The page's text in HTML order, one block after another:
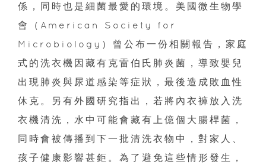
係，同時也是細菌最愛的環境。美國微生物學
會（American Society for
Microbiology）曾公布一份相關報告，家庭
式的洗衣機因藏有克雷伯氏肺炎菌，導致嬰兒
出現肺炎與尿道感染等症狀，最後造成敗血性
休克。另有外國研究指出，若將內衣褲放入洗
衣機清洗，水中可能會藏有上億個大腸桿菌，
同時會被傳播到下一批清洗衣物中，對家人、
孩子健康影響甚鉅。為了避免這些情形發生，